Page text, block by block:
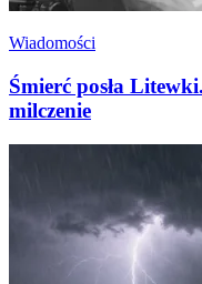
Wiadomości
Śmierć posła
milczenie